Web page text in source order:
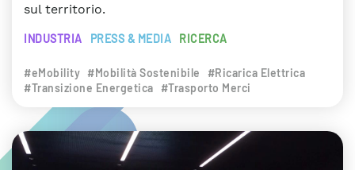
sul territorio.
INDUSTRIA PRESS & MEDIA RICERCA
#eMobility #Mobilità Sostenibile
#Ricarica Elettrica
#Transizione Energetica
#Trasporto Merci